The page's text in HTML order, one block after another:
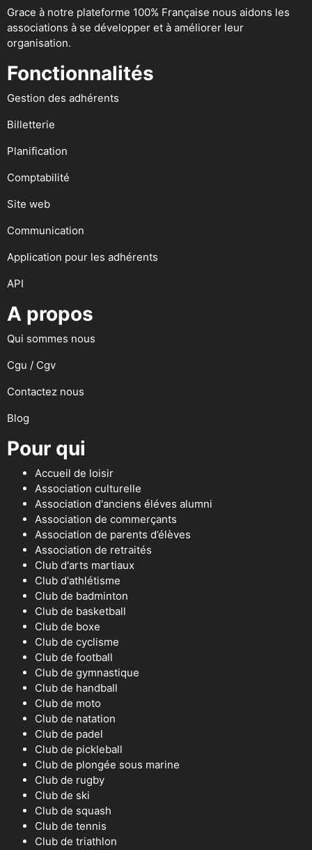
Grace à notre plateforme 100% Française nous aidons les
associations à se développer et à améliorer leur
organisation.
Fonctionnalités
Gestion des adhérents
Billetterie
Planification
Comptabilité
Site web
Communication
Application pour les adhérents
API
A propos
Qui sommes nous
Cgu / Cgv
Contactez nous
Blog
Pour qui
Accueil de loisir
Association culturelle
Association d'anciens éléves alumni
Association de commerçants
Association de parents d’élèves
Association de retraités
Club d'arts martiaux
Club d'athlétisme
Club de badminton
Club de basketball
Club de boxe
Club de cyclisme
Club de football
Club de gymnastique
Club de handball
Club de moto
Club de natation
Club de padel
Club de pickleball
Club de plongée sous marine
Club de rugby
Club de ski
Club de squash
Club de tennis
Club de triathlon